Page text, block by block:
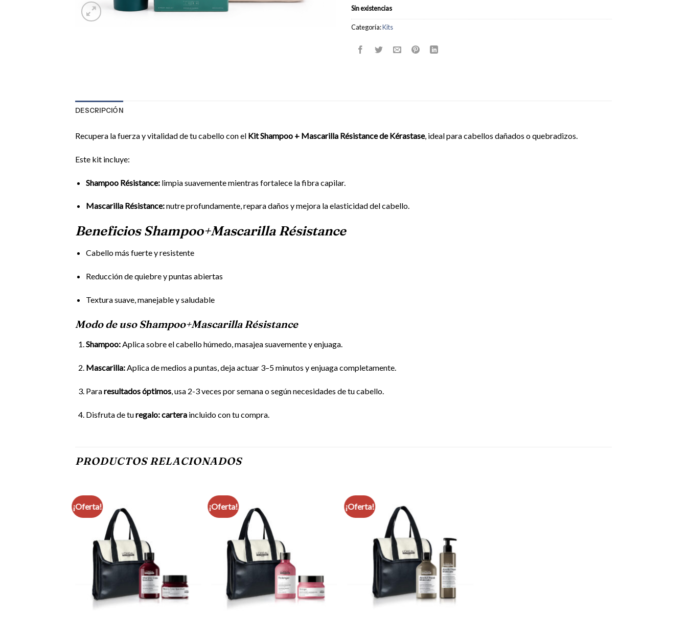
Sin existencias
Categoría:Kits
DESCRIPCIÓN
Recupera la fuerza y vitalidad de tu cabello con el Kit Shampoo + Mascarilla Résistance de Kérastase, ideal para cabellos dañados o quebradizos.
Este kit incluye:
Shampoo Résistance:limpia suavemente mientras fortalece la fibra capilar.
Mascarilla Résistance:nutre profundamente, repara daños y mejora la elasticidad del cabello.
Beneficios Shampoo+Mascarilla Résistance
Cabello más fuerte y resistente
Reducción de quiebre y puntas abiertas
Textura suave, manejable y saludable
Modo de uso Shampoo+Mascarilla Résistance
Shampoo:Aplica sobre el cabello húmedo, masajea suavemente y enjuaga.
Mascarilla:Aplica de medios a puntas, deja actuar 3–5 minutos y enjuaga completamente.
Pararesultados óptimos, usa 2-3 veces por semana o según necesidades de tu cabello.
Disfruta de turegalo: carteraincluido con tu compra.
PRODUCTOS RELACIONADOS
¡Oferta! ¡Oferta! ¡Oferta!